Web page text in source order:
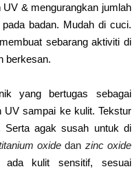
& mengurangkan jumlah
badan. Mudah di cuci.
sebarang aktiviti di
berkesan.
yang bertugas sebagai
UV sampai ke kulit. Tekstur
Serta agak susah untuk di
oxide dan zinc oxide
ada kulit sensitif, sesuai